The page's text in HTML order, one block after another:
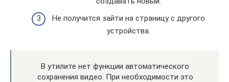
Не получится зайти на страницу с другого
устройства.
В утилите нет функции автоматического
сохранения видео. При необходимости это